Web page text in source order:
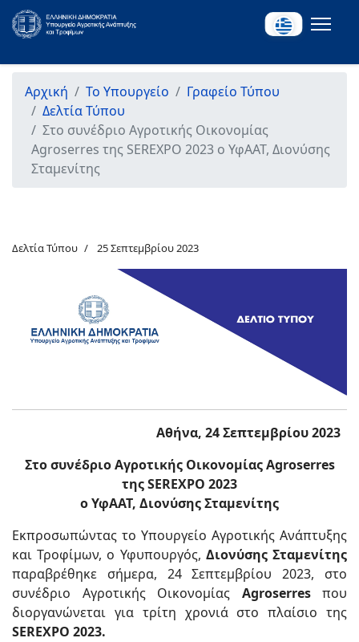
Αρχική Το Υπουργείο
Γραφείο Τύπου
Δελτία Τύπου
Στο συνέδριο Αγροτικής Οικονομίας
Agroserres της SEREXPO 2023 ο ΥφΑΑΤ, Διονύσης
Σταμενίτης
Δελτία Τύπου 25 Σεπτεμβρίου 2023
Αθήνα, 24 Σεπτεμβρίου 2023
Στο συνέδριο Αγροτικής ΟικονομίαςAgroserres
τηςSEREXPO 2023
ο ΥφΑΑΤ, Διονύσης Σταμενίτης
Εκπροσωπώντας το Υπουργείο Αγροτικής Ανάπτυξης
και Τροφίμων, ο Υφυπουργός, Διονύσης Σταμενίτης
παραβρέθηκε σήμερα, 24 Σεπτεμβρίου 2023, στο
συνέδριο Αγροτικής Οικονομίας Agroserresπου
διοργανώνεται για τρίτη χρονιά στο πλαίσιο της
SEREXPO 2023.